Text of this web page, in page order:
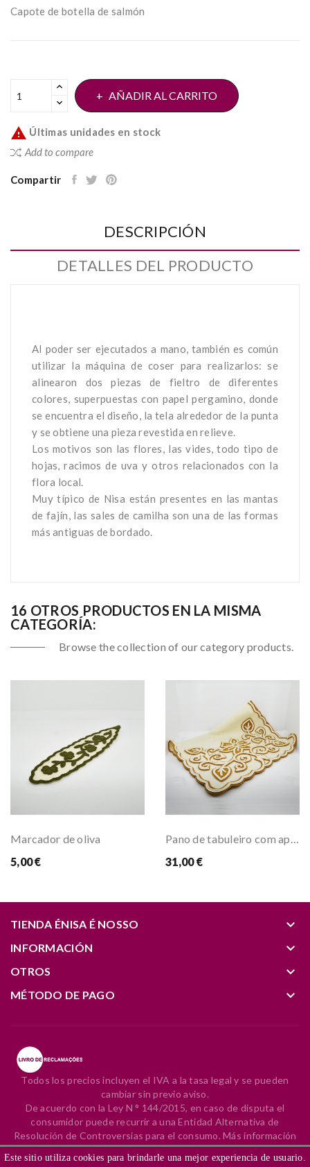
Este sitio utiliza cookies para brindarle una mejor experiencia de usuario.
Capote de botella de salmón
AÑADIR AL CARRITO
 Últimas unidades en stock
Add to compare
Compartir
DESCRIPCIÓN
DETALLES DEL PRODUCTO
Al poder ser ejecutados a mano, también es común
utilizar la máquina de coser para realizarlos: se
alinearon dos piezas de fieltro de diferentes
colores, superpuestas con papel pergamino, donde
se encuentra el diseño, la tela alrededor de la punta
y se obtiene una pieza revestida en relieve.
Los motivos son las flores, las vides, todo tipo de
hojas, racimos de uva y otros relacionados con la
flora local.
Muy típico de Nisa están presentes en las mantas
de fajín, las sales de camilha son una de las formas
más antiguas de bordado.
16 OTROS PRODUCTOS EN LA MISMA
CATEGORÍA:
Browse the collection of our category products.
Marcador de oliva
5,00 €
31,00 €
TIENDA ÉNISA É NOSSO keyboard_arrow_down
INFORMACIÓN keyboard_arrow_down
OTROS keyboard_arrow_down
MÉTODO DE PAGO keyboard_arrow_down
Todos los precios incluyen el IVA a la tasa legal y se pueden
cambiar sin previo aviso.
De acuerdo con la Ley N ° 144/2015, en caso de disputa el
consumidor puede recurrir a una Entidad Alternativa de
Resolución de Controversias para el consumo. Más información
en elPortal do Consumidor.